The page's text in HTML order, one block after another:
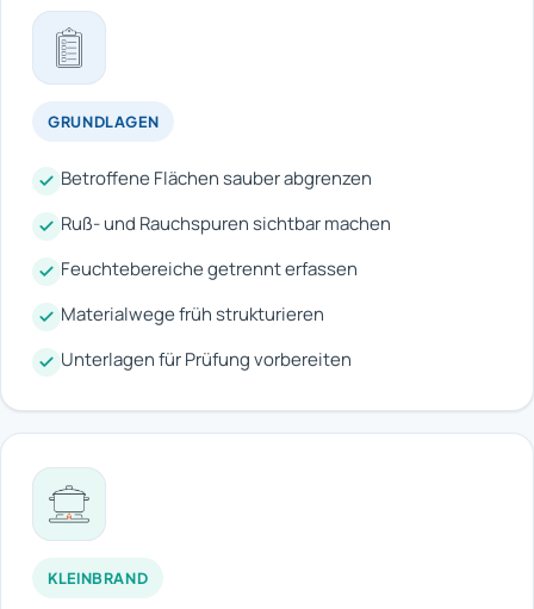
GRUNDLAGEN
Betroffene Flächen sauber abgrenzen
Ruß- und Rauchspuren sichtbar machen
Feuchtebereiche getrennt erfassen
Materialwege früh strukturieren
Unterlagen für Prüfung vorbereiten
KLEINBRAND